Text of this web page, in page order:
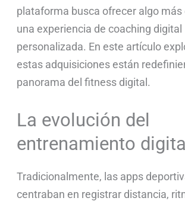
plataforma busca ofrecer algo más
una experiencia de coaching digital
personalizada. En este artículo
estas adquisiciones están
panorama del fitness digital.
La evolución del
entrenamiento
Tradicionalmente, las apps
centraban en registrar distancia,